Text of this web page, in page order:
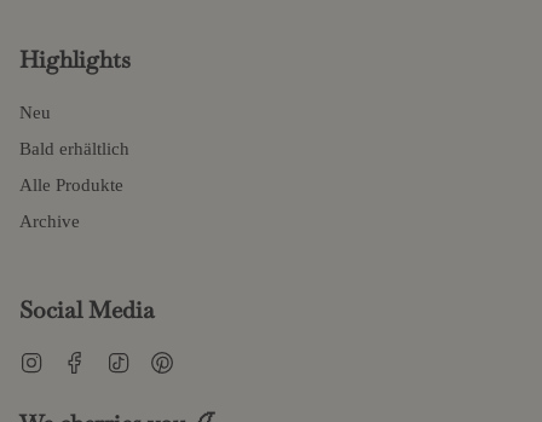
Highlights
Neu
Bald erhältlich
Alle Produkte
Archive
Social Media
InstagramFacebook
TikTok